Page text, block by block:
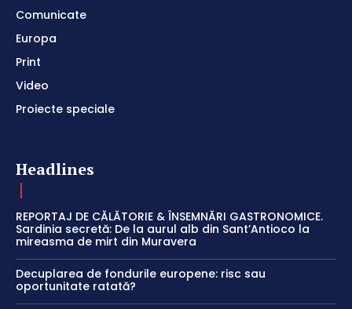
Comunicate
Europa
Print
Video
Proiecte speciale
Headlines
REPORTAJ DE CĂLĂTORIE & ÎNSEMNĂRI GASTRONOMICE.
Sardinia secretă: De la aurul alb din Sant’Antioco la
mireasma de mirt din Muravera
Decuplarea de fondurile europene: risc sau
oportunitate ratată?